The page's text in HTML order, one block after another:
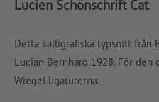
Lucien Schönschrift Cat.
Detta kalligrafiska typsnitt från
Lucian Bernhard 1928. För
Wiegel ligaturerna.